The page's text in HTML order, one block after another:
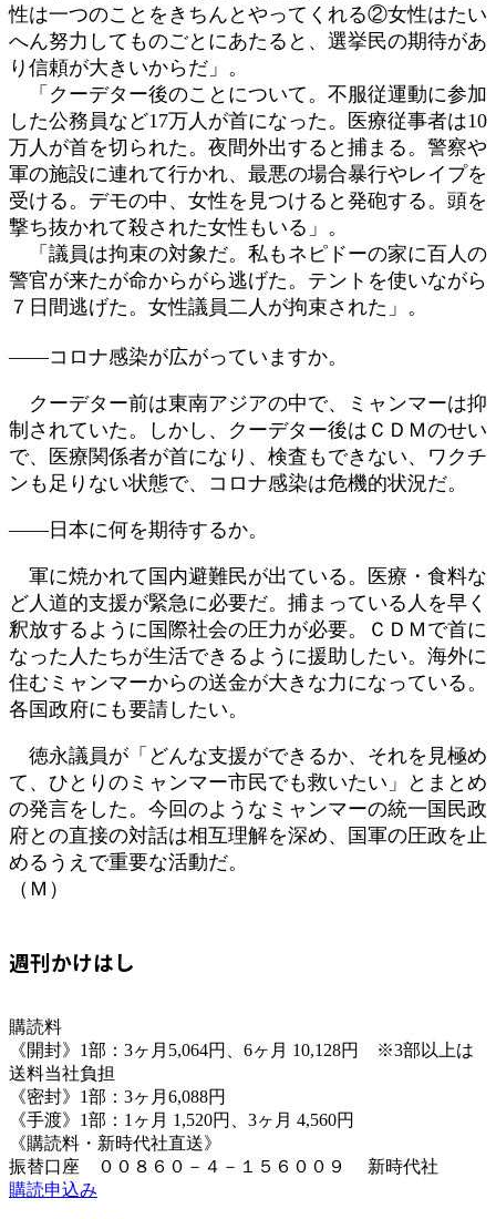
性は一つのことをきちんとやってくれる②女性はたい
へん努力してものごとにあたると、選挙民の期待があ
り信頼が大きいからだ」。
「クーデター後のことについて。不服従運動に参加
した公務員など17万人が首になった。医療従事者は10
万人が首を切られた。夜間外出すると捕まる。警察や
軍の施設に連れて行かれ、最悪の場合暴行やレイプを
受ける。デモの中、女性を見つけると発砲する。頭を
撃ち抜かれて殺された女性もいる」。
「議員は拘束の対象だ。私もネピドーの家に百人の
警官が来たが命からがら逃げた。テントを使いながら
７日間逃げた。女性議員二人が拘束された」。
――コロナ感染が広がっていますか。
クーデター前は東南アジアの中で、ミャンマーは抑
制されていた。しかし、クーデター後はＣＤＭのせい
で、医療関係者が首になり、検査もできない、ワクチ
ンも足りない状態で、コロナ感染は危機的状況だ。
――日本に何を期待するか。
軍に焼かれて国内避難民が出ている。医療・食料な
ど人道的支援が緊急に必要だ。捕まっている人を早く
釈放するように国際社会の圧力が必要。ＣＤＭで首に
なった人たちが生活できるように援助したい。海外に
住むミャンマーからの送金が大きな力になっている。
各国政府にも要請したい。
徳永議員が「どんな支援ができるか、それを見極め
て、ひとりのミャンマー市民でも救いたい」とまとめ
の発言をした。今回のようなミャンマーの統一国民政
府との直接の対話は相互理解を深め、国軍の圧政を止
めるうえで重要な活動だ。
（Ｍ）
週刊かけはし
購読料
《開封》1部：3ヶ月5,064円、6ヶ月 10,128円 ※3部以上は
送料当社負担
《密封》1部：3ヶ月6,088円
《手渡》1部：1ヶ月 1,520円、3ヶ月 4,560円
《購読料・新時代社直送》
振替口座 ００８６０－４－１５６００９ 新時代社
購読申込み